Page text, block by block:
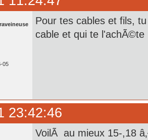
05
Pour tes cables et fils,
cable et qui te l'achÃ©te
23:42:46
VoilÃ au mieux 15-,18